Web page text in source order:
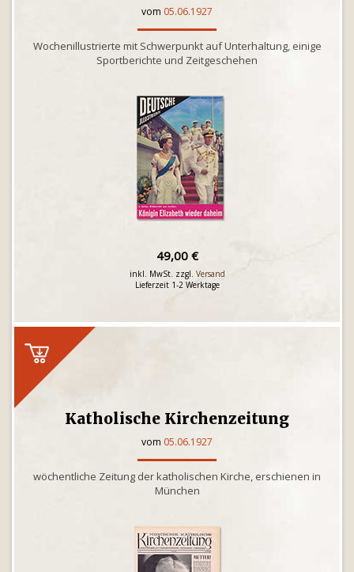
vom 05.06.1927
Wochenillustrierte mit Schwerpunkt auf Unterhaltung, einige
Sportberichte und Zeitgeschehen
49,00 €
inkl. MwSt. zzgl. Versand
Lieferzeit 1-2 Werktage
Katholische Kirchenzeitung
vom 05.06.1927
wöchentliche Zeitung der katholischen Kirche, erschienen in
München